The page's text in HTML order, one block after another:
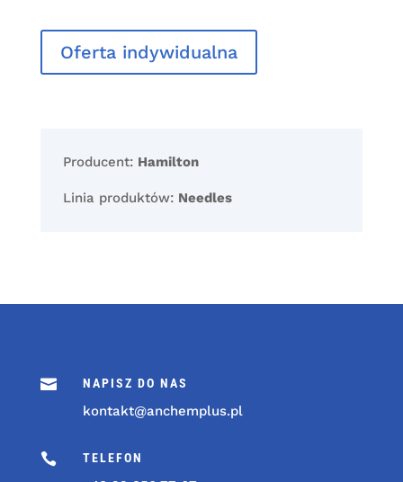
Oferta indywidualna
Producent: Hamilton
Linia produktów: Needles
 NAPISZ DO NAS
kontakt@anchemplus.pl
 TELEFON